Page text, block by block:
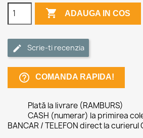
 ADAUGA IN COS
Scrie-ti recenzia
help_outline COMANDA RAPIDA!
Plată la livrare (RAMBURS)
CASH (numerar) la primirea
BANCAR / TELEFON direct la curierul